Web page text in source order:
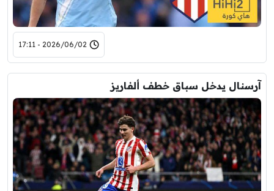
2026/06/02 - 17:11
آرسنال يدخل سباق خطف ألفاريز